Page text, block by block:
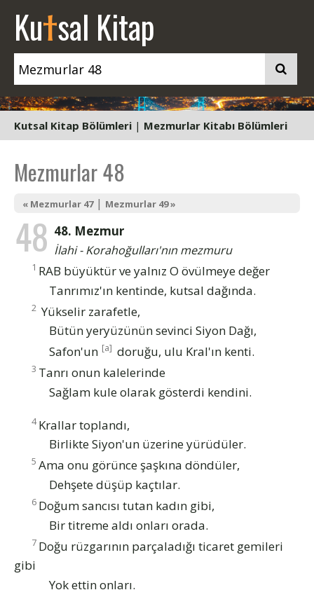
Kutsal Kitap
Kutsal Kitap Bölümleri | Mezmurlar Kitabı Bölümleri
Mezmurlar 48
« Mezmurlar 47| Mezmurlar 49 »
48 48. Mezmur
İlahi - Korahoğulları'nın mezmuru
1 RAB büyüktür ve yalnız O övülmeye değer
Tanrımız'ın kentinde, kutsal dağında.
2 Yükselir zarafetle,
Bütün yeryüzünün sevinci Siyon Dağı,
Safon'un [a] doruğu, ulu Kral'ın kenti.
3 Tanrı onun kalelerinde
Sağlam kule olarak gösterdi kendini.
4 Krallar toplandı,
Birlikte Siyon'un üzerine yürüdüler.
5 Ama onu görünce şaşkına döndüler,
Dehşete düşüp kaçtılar.
6 Doğum sancısı tutan kadın gibi,
Bir titreme aldı onları orada.
7 Doğu rüzgarının parçaladığı ticaret gemileri
gibi
Yok ettin onları.